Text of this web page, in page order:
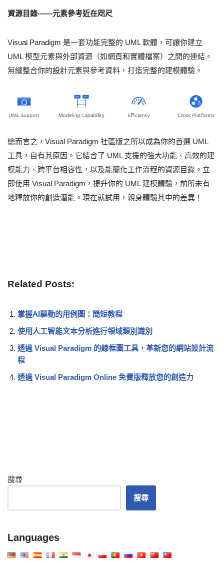
資源目錄——元素參考近在咫尺
Visual Paradigm 是一套功能完整的 UML 軟體，可讓你建立
UML 模型元素與外部資源（如網頁和實體檔案）之間的連結。
無縫整合你的設計元素與參考資料，打造完整的建模體驗。
總而言之，Visual Paradigm 社區版之所以成為你的首選 UML
工具，自有其原因。它結合了 UML 支援的強大功能、高效的建
模能力、跨平台相容性，以及能簡化工作流程的資源目錄。立
即使用 Visual Paradigm，提升你的 UML 建模體驗，前所未有
地釋放你的創造潛能。現在就試用，親身體驗其中的差異！
Related Posts:
掌握AI驅動的用例圖：簡短教程
使用人工智能文本分析進行領域類別識別
透過 Visual Paradigm 的線框圖工具，革新您的網站設計流
程
透過 Visual Paradigm Online 免費版釋放您的創造力
搜尋
搜尋
Languages